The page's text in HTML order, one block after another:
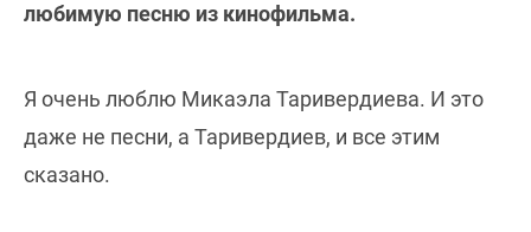
любимую песню из кинофильма.
Я очень люблю Микаэла Таривердиева. И это
даже не песни, а Таривердиев, и все этим
сказано.